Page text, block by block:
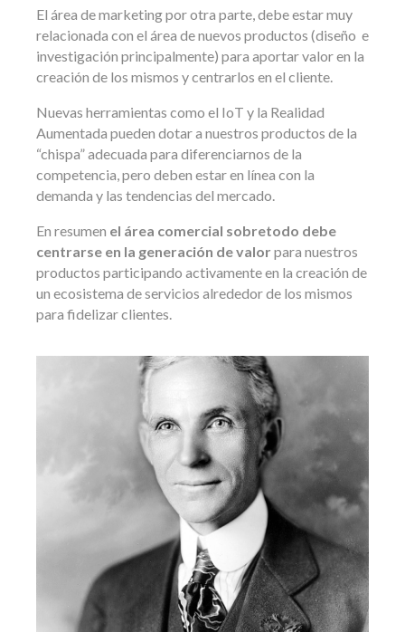
El área de marketing por otra parte, debe estar muy
relacionada con el área de nuevos productos (diseño e
investigación principalmente) para aportar valor en la
creación de los mismos y centrarlos en el cliente.
Nuevas herramientas como el IoT y la Realidad
Aumentada pueden dotar a nuestros productos de la
“chispa” adecuada para diferenciarnos de la
competencia, pero deben estar en línea con la
demanda y las tendencias del mercado.
En resumen el área comercial sobretodo debe
centrarse en la generación de valor para nuestros
productos participando activamente en la creación de
un ecosistema de servicios alrededor de los mismos
para fidelizar clientes.